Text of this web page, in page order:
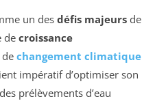
un des défis majeurs de
de croissance
changement climatique
impératif d’optimiser son
des prélèvements d’eau